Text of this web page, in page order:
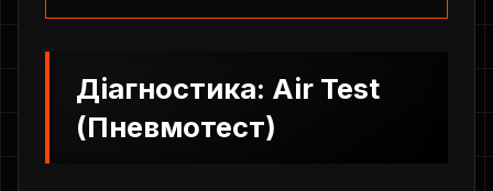
Діагностика: Air Test
(Пневмотест)